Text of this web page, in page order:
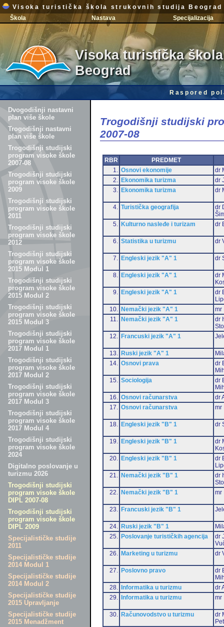
Visoka turistička škola strukovnih studija Beograd
Škola
Nastava Specijalizacija
Visoka turistička
Beograd
Raspored
Dvogodišnji nastavni
plan više škole
Trogodišnji nastavni
plan više škole
Trogodišnji studijski
program visoke škole
2007-08
Trogodišnji studijski
program visoke škole
2009
Trogodišnji studijski
program visoke škole
2011
Trogodišnji studijski
program visoke škole
2012
Trogodišnji studijski
program visoke škole
2015 Modul 1
Trogodišnji studijski
program visoke škole
2015 Modul 2
Trogodišnji studijski
program visoke škole
2015 Modul 3
Trogodišnji studijski
program visoke škole
2017 Modul 1
Trogodišnji studijski
program visoke škole
2017 Modul 2
Trogodišnji studijski
program visoke škole
2017 Modul 3
Trogodišnji studijski
program visoke škole
2017 Modul 4
Trogodišnji studijski
program visoke škole
2024
Digitalno poslovanje u
turizmu 2026
Trogodišnji studijski
program visoke škole
DIPL 2007-08
Trogodišnji studijski
program visoke škole
DIPL 2009
Specijalističke studije
2011
Specijalističke studije
2014 Modul 1
Specijalističke studije
2014 Modul 2
Specijalističke studije
2015 Upravljanje
Specijalističke studije
2015 Menadžment
Trogodišnji studijski
2007-08
RBR
PREDMET
1.
Osnovi ekonomije
dr
2.
Ekonomika turizma
dr
3.
Ekonomika turizma dr
4. Turistička geografija
dr
5.
Kulturno nasleđe i turizam dr
6. Statistika u turizmu dr
7. Engleski jezik "A" 1 dr
8. Engleski jezik "A" 1
dr
9.
Engleski jezik "A" 1
dr
10.
Nemački jezik "A" 1
mr
11.
Nemački jezik "A" 1
dr
12.
Francuski jezik "A" 1
13. Ruski jezik "A" 1
14.
Osnovi prava
dr
15.
Sociologija
dr
16.
Osnovi računarstva
dr
17.
Osnovi računarstva mr
18. Engleski jezik "B" 1 dr
19. Engleski jezik "B" 1
dr
20.
Engleski jezik "B" 1
dr
21.
Nemački jezik "B" 1
dr
22.
Nemački jezik "B" 1 mr
23. Francuski jezik "B" 1
24. Ruski jezik "B" 1
25.
Poslovanje turističkih agencija
dr
26.
Marketing u turizmu dr
27. Poslovno pravo
dr
28.
Informatika u turizmu
dr
29.
Informatika u turizmu mr
30. Računovodstvo u turizmu
dr